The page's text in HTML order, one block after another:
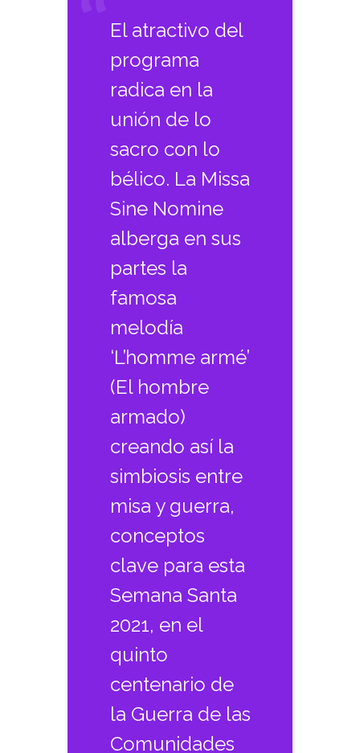
El atractivo del
programa
radica en la
unión de lo
sacro con lo
bélico. La Missa
Sine Nomine
alberga en sus
partes la
famosa
melodía
‘L’homme armé’
(El hombre
armado)
creando así la
simbiosis entre
misa y guerra,
conceptos
clave para esta
Semana Santa
2021, en el
quinto
centenario de
la Guerra de las
Comunidades